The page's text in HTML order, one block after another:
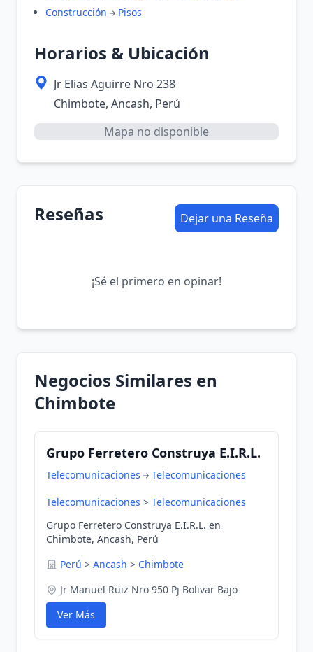
Construcción
Pisos
Horarios & Ubicación
Jr Elias Aguirre Nro 238
Chimbote, Ancash, Perú
Mapa no disponible
Reseñas Dejar una Reseña
¡Sé el primero en opinar!
Negocios Similares en
Chimbote
Grupo Ferretero Construya E.I.R.L.
Telecomunicaciones Telecomunicaciones
Telecomunicaciones > Telecomunicaciones
Grupo Ferretero Construya E.I.R.L. en
Chimbote, Ancash, Perú
Perú > Ancash > Chimbote
Jr Manuel Ruiz Nro 950 Pj Bolivar Bajo
Ver Más